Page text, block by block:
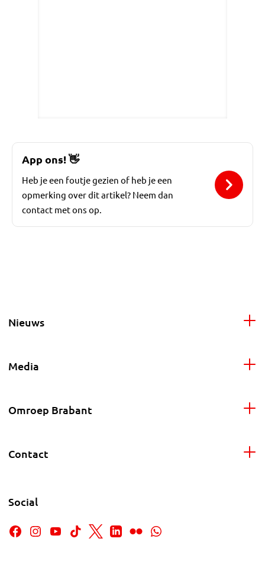
App ons!👋
Heb je een foutje gezien of heb je een
opmerking over dit artikel? Neem dan
contact met ons op.
Nieuws
Media
Omroep Brabant
Contact
Social